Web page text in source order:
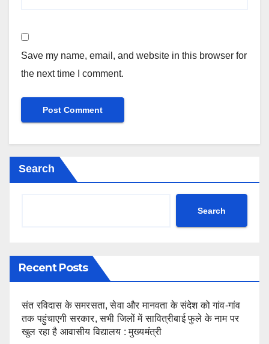
Save my name, email, and website in this browser for
the next time I comment.
Search
Search
Recent Posts
संत रविदास के समरसता, सेवा और मानवता के संदेश को गांव-गांव
तक पहुंचाएगी सरकार, सभी जिलों में सावित्रीबाई फुले के नाम पर
खुल रहा है आवासीय विद्यालय : मुख्यमंत्री